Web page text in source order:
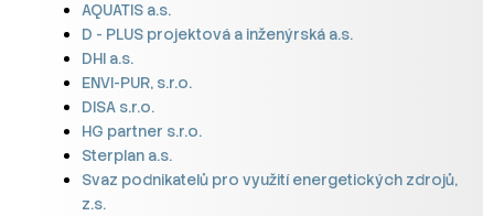
AQUATIS a.s.
D - PLUS projektová a inženýrská a.s.
DHI a.s.
ENVI-PUR, s.r.o.
DISA s.r.o.
HG partner s.r.o.
Sterplan a.s.
Svaz podnikatelů pro využití energetických zdrojů,
z.s.